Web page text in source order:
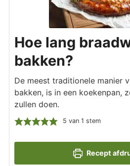
Hoe lang
bakken?
De meest traditionele manier
bakken, is in een koekenpan,
zullen doen.
5 van 1 stem
Recept